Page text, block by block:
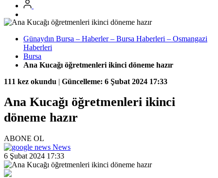
Günaydın Bursa – Haberler – Bursa Haberleri – Osmangazi
Haberleri
Bursa
Ana Kucağı öğretmenleri ikinci döneme hazır
111 kez okundu | Güncelleme: 6 Şubat 2024 17:33
Ana Kucağı öğretmenleri ikinci
döneme hazır
ABONE OL
News
6 Şubat 2024 17:33